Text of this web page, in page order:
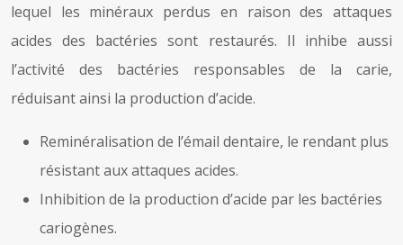
lequel les minéraux perdus en raison des attaques
acides des bactéries sont restaurés. Il inhibe aussi
l’activité des bactéries responsables de la carie,
réduisant ainsi la production d’acide.
Reminéralisation de l’émail dentaire, le rendant plus
résistant aux attaques acides.
Inhibition de la production d’acide par les bactéries
cariogènes.